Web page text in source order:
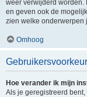
weer verwijderd worden.
en geven ook de
zien welke onderwerpen
Omhoog
Hoe verander ik mijn
Als je geregistreerd